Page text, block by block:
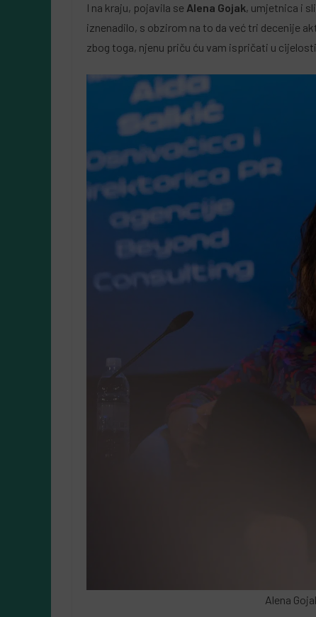
I na kraju, pojavila se Alena Gojak, umjetnica i
iznenadilo, s obzirom na to da već tri decenije
zbog toga, njenu priču ću vam ispričati u
Alena